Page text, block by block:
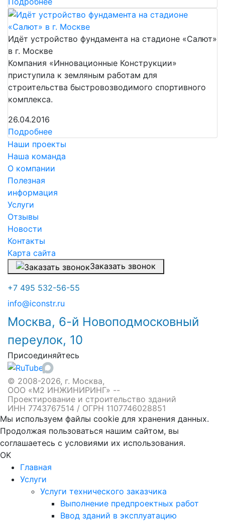
Идёт устройство фундамента на стадионе «Салют»
в г. Москве
Компания «Инновационные Конструкции»
приступила к земляным работам для
строительства быстровозводимого спортивного
комплекса.
26.04.2016
Подробнее
Наши проекты
Наша команда
О компании
Полезная
информация
Услуги
Отзывы
Новости
Контакты
Карта сайта
Заказать звонок
+7 495 532-56-55
info@iconstr.ru
Москва, 6-й Новоподмосковный
переулок, 10
Присоединяйтесь
© 2008-2026, г. Москва,
ООО «М2 ИНЖИНИРИНГ» --
Проектирование и строительство зданий
ИНН 7743767514 / ОГРН 1107746028851
Мы используем файлы cookie для хранения данных.
Продолжая пользоваться нашим сайтом, вы
соглашаетесь с условиями их использования.
OK
Главная
Услуги
Услуги технического заказчика
Выполнение предпроектных работ
Ввод зданий в эксплуатацию